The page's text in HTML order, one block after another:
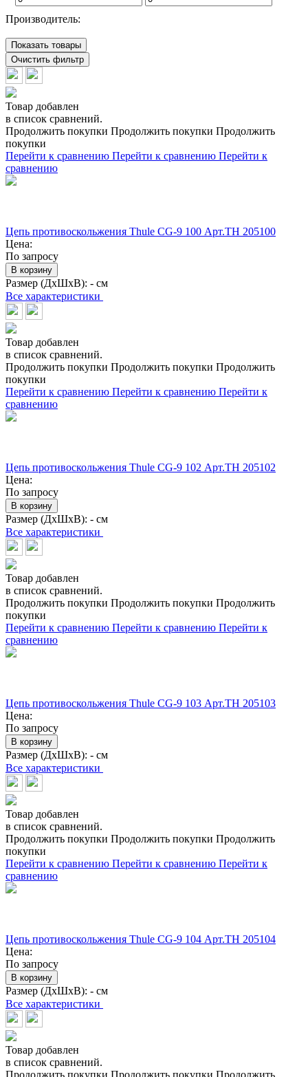
Производитель:
Показать товары
Очистить фильтр
Товар добавлен
в список сравнений.
Продолжить покупки Продолжить покупки Продолжить
покупки
Перейти к сравнению Перейти к сравнению Перейти к
сравнению
Цепь противоскольжения Thule CG-9 100 Арт.TH 205100
Цена:
По запросу
В корзину
Размер (ДхШхВ): - см
Все характеристики
Товар добавлен
в список сравнений.
Продолжить покупки Продолжить покупки Продолжить
покупки
Перейти к сравнению Перейти к сравнению Перейти к
сравнению
Цепь противоскольжения Thule CG-9 102 Арт.TH 205102
Цена:
По запросу
В корзину
Размер (ДхШхВ): - см
Все характеристики
Товар добавлен
в список сравнений.
Продолжить покупки Продолжить покупки Продолжить
покупки
Перейти к сравнению Перейти к сравнению Перейти к
сравнению
Цепь противоскольжения Thule CG-9 103 Арт.TH 205103
Цена:
По запросу
В корзину
Размер (ДхШхВ): - см
Все характеристики
Товар добавлен
в список сравнений.
Продолжить покупки Продолжить покупки Продолжить
покупки
Перейти к сравнению Перейти к сравнению Перейти к
сравнению
Цепь противоскольжения Thule CG-9 104 Арт.TH 205104
Цена:
По запросу
В корзину
Размер (ДхШхВ): - см
Все характеристики
Товар добавлен
в список сравнений.